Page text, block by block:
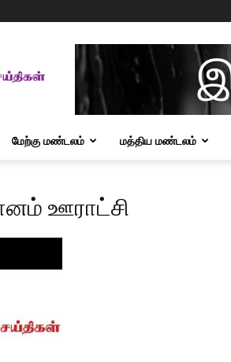
மேற்கு மண்டலம் மத்திய மண்டலம்
ஊராட்சி